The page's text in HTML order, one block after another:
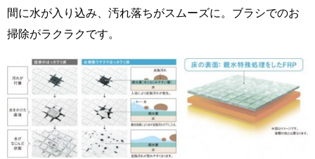
間に水が入り込み、汚れ落ちがスムーズに。ブラシでのお
掃除がラクラクです。